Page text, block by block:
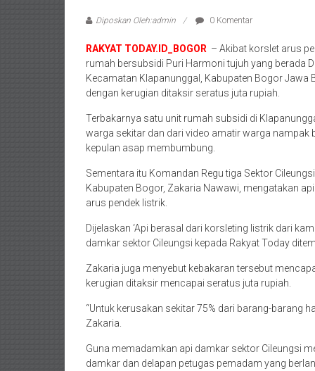
Diposkan Oleh:admin 0 Komentar
RAKYAT TODAY.ID_BOGOR – Akibat korslet arus
rumah bersubsidi Puri Harmoni tujuh yang berada
Kecamatan Klapanunggal, Kabupaten Bogor Jawa
dengan kerugian ditaksir seratus juta rupiah.
Terbakarnya satu unit rumah subsidi di
warga sekitar dan dari video amatir warga nampak
kepulan asap membumbung.
Sementara itu Komandan Regu tiga Sektor
Kabupaten Bogor, Zakaria Nawawi, mengatakan
arus pendek listrik.
Dijelaskan ‘Api berasal dari korsleting listrik dari
damkar sektor Cileungsi kepada Rakyat Today
Zakaria juga menyebut kebakaran tersebut
kerugian ditaksir mencapai seratus juta rupiah.
“Untuk kerusakan sekitar 75% dari barang-barang
Zakaria.
Guna memadamkan api damkar sektor Cileungsi
damkar dan delapan petugas pemadam yang